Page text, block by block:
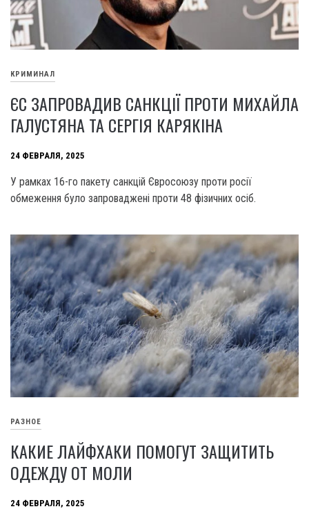
КРИМИНАЛ
ЄС ЗАПРОВАДИВ САНКЦІЇ ПРОТИ МИХАЙЛА
ГАЛУСТЯНА ТА СЕРГІЯ КАРЯКІНА
24 ФЕВРАЛЯ, 2025
У рамках 16-го пакету санкцій Євросоюзу проти росії
обмеження було запроваджені проти 48 фізичних осіб.
РАЗНОЕ
КАКИЕ ЛАЙФХАКИ ПОМОГУТ ЗАЩИТИТЬ
ОДЕЖДУ ОТ МОЛИ
24 ФЕВРАЛЯ, 2025